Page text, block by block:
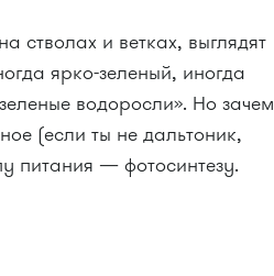
стволах и ветках, выглядят
ярко-зеленый, иногда
водоросли». Но зачем
(если ты не дальтоник,
питания — фотосинтезу.